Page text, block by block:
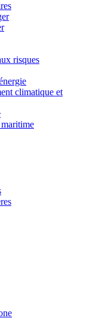
risques
climatique et